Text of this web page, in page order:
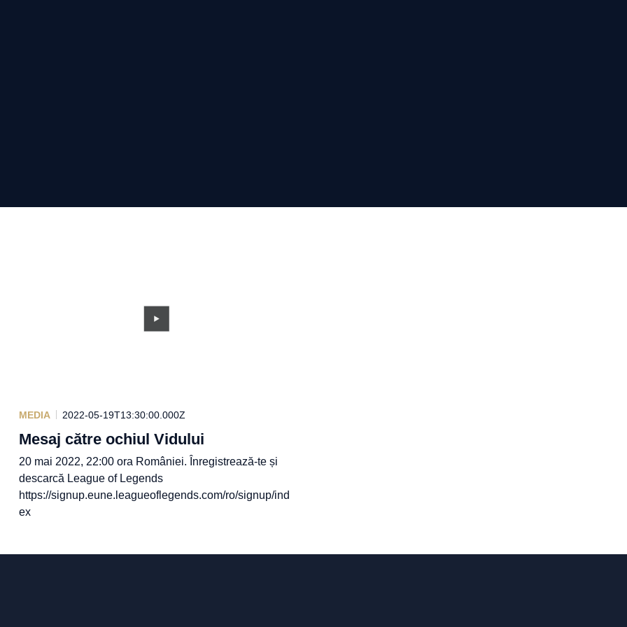
MEDIA 2022-05-19T13:30:00.000Z
Mesaj către ochiul Vidului
20 mai 2022, 22:00 ora României. Înregistrează-te și
descarcă League of Legends
https://signup.eune.leagueoflegends.com/ro/signup/ind
ex